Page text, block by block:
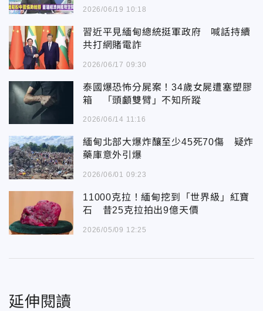
2026/06/19 10:18
習近平見緬甸總統挺軍政府 喊話持續
共打網賭電詐
2026/06/17 09:30
泰國爆恐怖分屍案！34歲女屍遭塞塑膠
箱 「頭顱雙臂」不知所蹤
2026/06/14 11:16
緬甸北部大爆炸釀至少45死70傷 疑炸
藥庫意外引爆
2026/06/01 09:23
11000克拉！緬甸挖到「世界級」紅寶
石 昔25克拉拍出9億天價
2026/05/09 12:25
延伸閱讀